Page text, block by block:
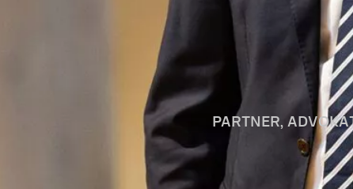
PARTNER,